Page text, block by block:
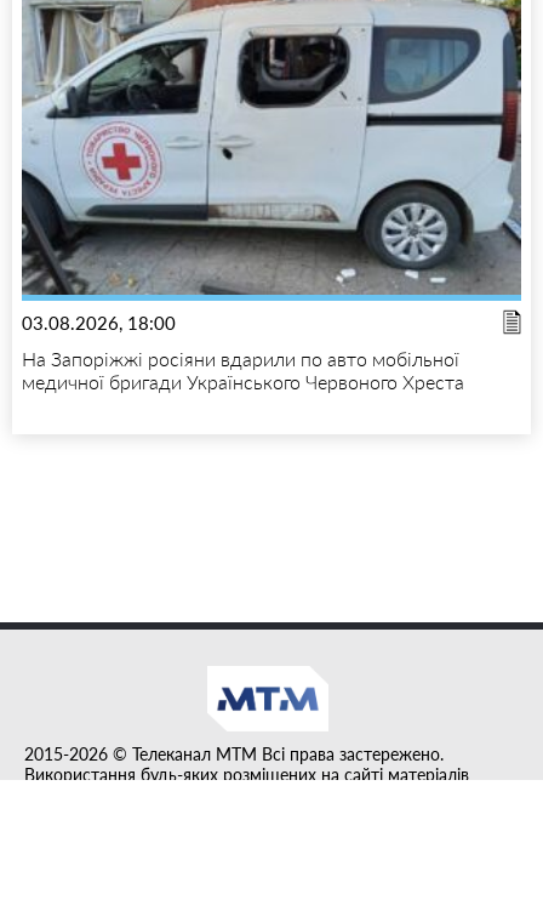
03.08.2026, 18:00
На Запоріжжі росіяни вдарили по авто мобільної
медичної бригади Українського Червоного Хреста
2015-2026 © Телеканал MTM Всі права застережено.
Використання будь-яких розміщених на сайті матеріалів